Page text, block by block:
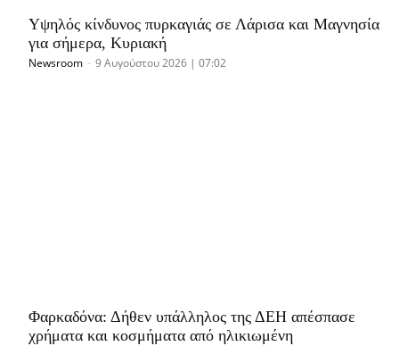
Υψηλός κίνδυνος πυρκαγιάς σε Λάρισα και Μαγνησία
για σήμερα, Κυριακή
Newsroom - 9 Αυγούστου 2026 | 07:02
Φαρκαδόνα: Δήθεν υπάλληλος της ΔΕΗ απέσπασε
χρήματα και κοσμήματα από ηλικιωμένη